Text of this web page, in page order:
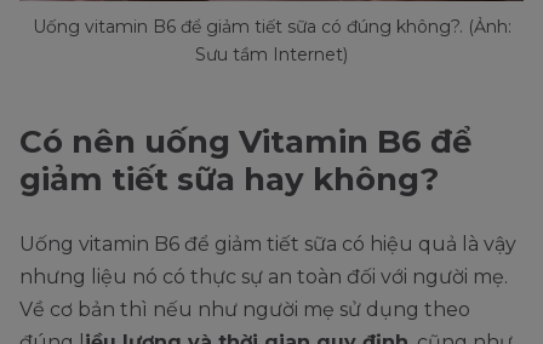
Uống vitamin B6 để giảm tiết sữa có đúng không?. (Ảnh:
Sưu tầm Internet)
Có nên uống Vitamin B6 để
giảm tiết sữa hay không?
Uống vitamin B6 để giảm tiết sữa có hiệu quả là vậy
nhưng liệu nó có thực sự an toàn đối với người mẹ.
Về cơ bản thì nếu như người mẹ sử dụng theo